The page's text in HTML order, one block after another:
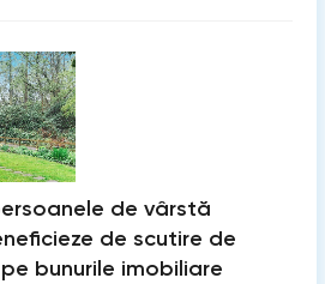
de vârstă
de scutire de
bunurile imobiliare